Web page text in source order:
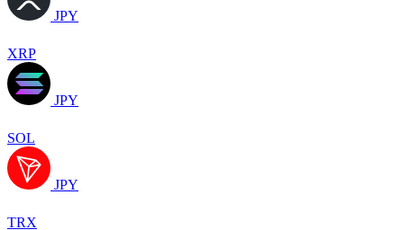
JPY
XRP
JPY
SOL
JPY
TRX